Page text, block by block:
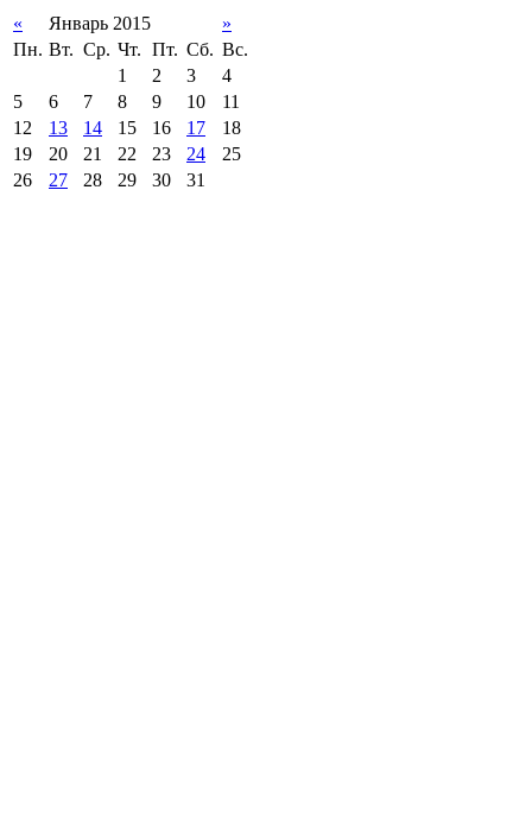
« Январь 2015
»
Пн. Вт. Ср. Чт. Пт. Сб. Вс.
1
2 3
4
5
6 7 8 9 10
11
12
13 14 15 16 17
18
19
20 21 22 23 24
25
26
27 28 29 30 31